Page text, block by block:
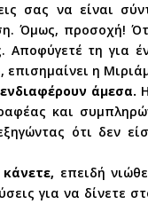
σας να είναι
Όμως, προσοχή!
Αποφύγετέ τη
η
άμεσα.
και
ότι δεν
επειδή
για να